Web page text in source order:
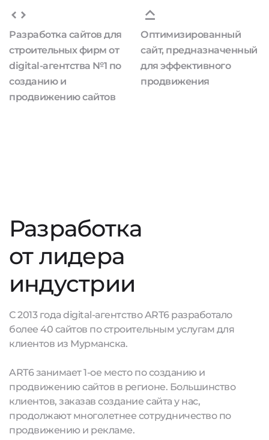
Разработка сайтов для
строительных фирм от
digital-агентства №1 по
созданию и
продвижению сайтов
Оптимизированный
сайт, предназначенный
для эффективного
продвижения
Разработка
от лидера
индустрии
С 2013 года digital-агентство ART6 разработало
более 40 сайтов по строительным услугам для
клиентов из Мурманска.
ART6 занимает 1-ое место по созданию и
продвижению сайтов в регионе. Большинство
клиентов, заказав создание сайта у нас,
продолжают многолетнее сотрудничество по
продвижению и рекламе.